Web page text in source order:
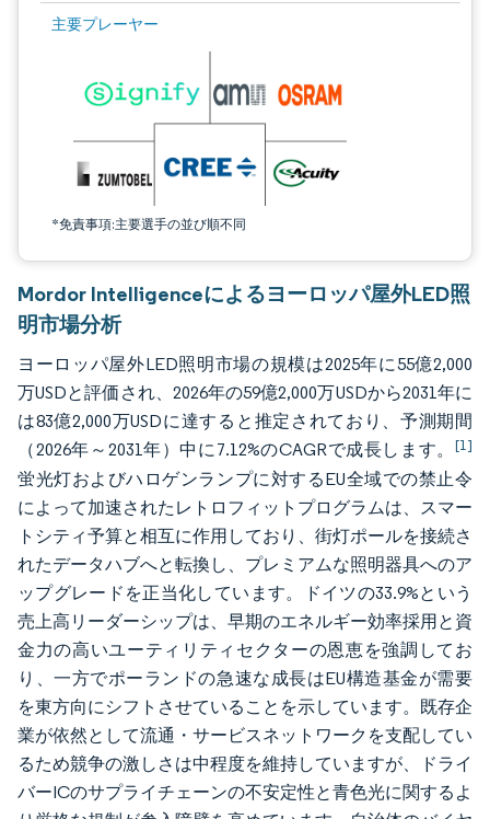
主要プレーヤー
*免責事項:主要選手の並び順不同
画像 © Mordor Intelligence。再利用にはCC BY 4.0の表示が必要です。
Mordor Intelligenceによるヨーロッパ屋外LED照
明市場分析
ヨーロッパ屋外LED照明市場の規模は2025年に55億2,000
万USDと評価され、2026年の59億2,000万USDから2031年に
は83億2,000万USDに達すると推定されており、予測期間
（2026年～2031年）中に7.12%のCAGRで成長します。 [1]
蛍光灯およびハロゲンランプに対するEU全域での禁止令
によって加速されたレトロフィットプログラムは、スマー
トシティ予算と相互に作用しており、街灯ポールを接続さ
れたデータハブへと転換し、プレミアムな照明器具へのア
ップグレードを正当化しています。ドイツの33.9%という
売上高リーダーシップは、早期のエネルギー効率採用と資
金力の高いユーティリティセクターの恩恵を強調してお
り、一方でポーランドの急速な成長はEU構造基金が需要
を東方向にシフトさせていることを示しています。既存企
業が依然として流通・サービスネットワークを支配してい
るため競争の激しさは中程度を維持していますが、ドライ
バーICのサプライチェーンの不安定性と青色光に関するよ